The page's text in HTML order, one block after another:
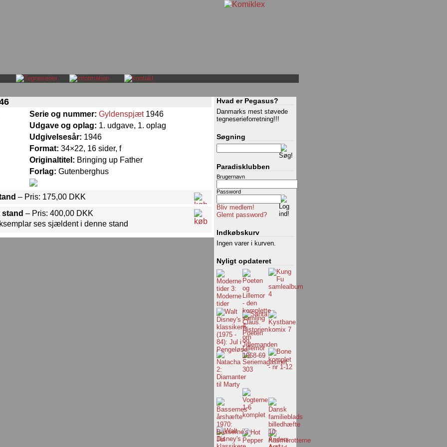
Serie og nummer: Gyldenspjæt1946
Udgave og oplag: 1. udgave, 1. oplag
Udgivelsesår: 1946
Format: 34×22, 16 sider, f
Originaltitel: Bringing up Father
Forlag: Gutenberghus
– Pris: 175,00 DKK
– Pris: 400,00 DKK
ses sjældent i denne stand
Hvad er Pegasus?
Danmarks mest støvede
tegneserieforretning!!!
Søgning
Paradisklubben
Brugernavn
Password
Bliv medlem!
Glemt password?
Indkøbskurv
Ingen varer i kurven.
Nyligt opdateret